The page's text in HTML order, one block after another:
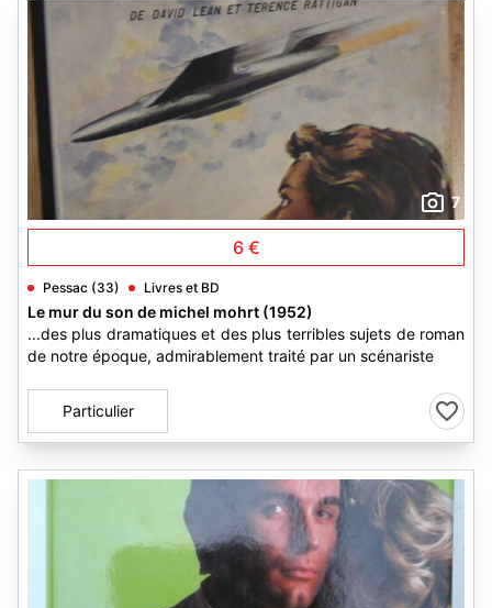
7
6 €
Pessac (33) Livres et BD
Le mur du son de michel mohrt (1952)
...des plus dramatiques et des plus terribles sujets de roman
de notre époque, admirablement traité par un scénariste
Particulier